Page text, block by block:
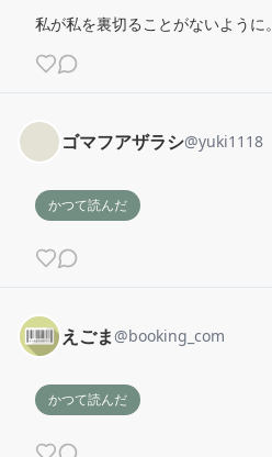
私が私を裏切ることがないように。
ゴマフアザラシ@yuki1118
かつて読んだ
えごま@booking_com
かつて読んだ